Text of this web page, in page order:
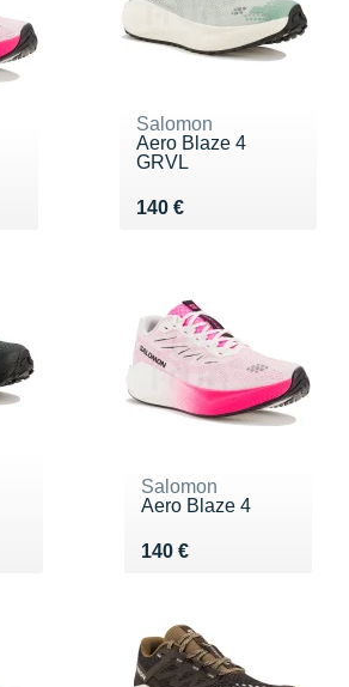
Salomon
Aero Blaze 4
GRVL
140 €
Vendu 140 €
Salomon
Aero Blaze 4
140 €
Vendu 140 €